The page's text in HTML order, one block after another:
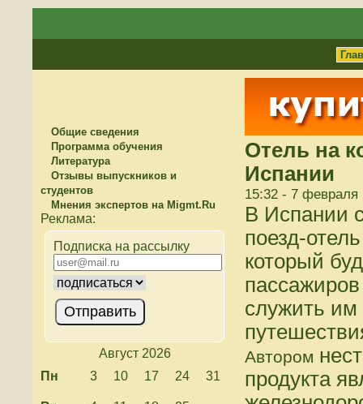
Общие сведения
Программа обучения
Литература
Отзывы выпускников и
студентов
Мнения экспертов на Migmt.Ru
Подписка на рассылку
Август 2026
Пн
3 10 17 24 31
Отель на
Испании
15:32 - 7 февраля
В Испании
поезд-
который
служить
Автором
продукта